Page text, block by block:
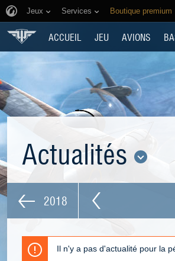
Jeux Services Boutique premium
ACCUEIL JEU AVIONS
Actualités
2018
Il n'y a pas d'actualité pour la